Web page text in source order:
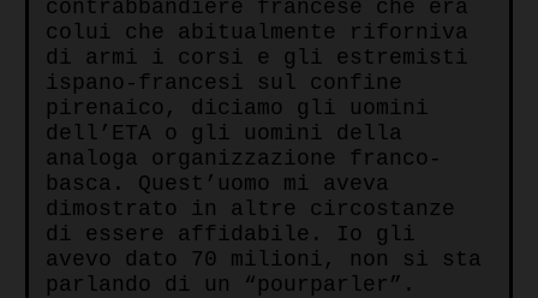
contrabbandiere francese che era
colui che abitualmente riforniva
di armi i corsi e gli estremisti
ispano-francesi sul confine
pirenaico, diciamo gli uomini
dell’ ETA o gli uomini della
analoga organizzazione franco-
basca. Quest’uomo mi aveva
dimostrato in altre circostanze
di essere affidabile. Io gli
avevo dato 70 milioni, non si sta
parlando di un “pourparler”.